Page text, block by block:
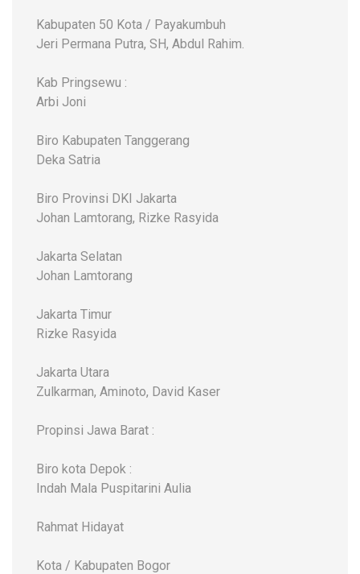
Kabupaten 50 Kota / Payakumbuh
Jeri Permana Putra, SH, Abdul Rahim.
Kab Pringsewu :
Arbi Joni
Biro Kabupaten Tanggerang
Deka Satria
Biro Provinsi DKI Jakarta
Johan Lamtorang, Rizke Rasyida
Jakarta Selatan
Johan Lamtorang
Jakarta Timur
Rizke Rasyida
Jakarta Utara
Zulkarman, Aminoto, David Kaser
Propinsi Jawa Barat :
Biro kota Depok :
Indah Mala Puspitarini Aulia
Rahmat Hidayat
Kota / Kabupaten Bogor